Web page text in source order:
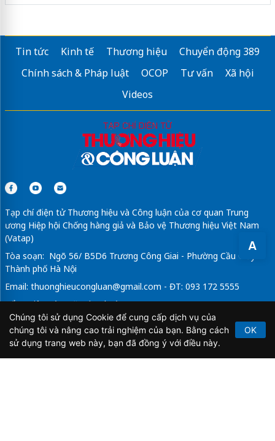
A
Tin tức Kinh tế Thương hiệu
Chuyển động 389
Chính sách & Pháp luật
OCOP Tư vấn
Xã hội
Videos
Tạp chí điện tử Thương hiệu và Công luận của cơ quan Trung
ương Hiệp hội Chống hàng giả và Bảo vệ Thương hiệu Việt Nam
(Vatap)
Tòa soạn: Ngõ 56/ B5D6 Trương Công Giai - Phường Cầu Giấy -
Thành phố Hà Nội
Email: thuonghieucongluan@gmail.com - ĐT: 093 172 5555
Tổng Biên Tập: Vũ Đức Thuận
Giấy phép hoạt động báo chí điện tử số 64/GP-BTTTT do Bộ
Thông tin và Truyền thông cấp ngày 21/2/2020.
Chúng tôi sử dụng Cookie để cung cấp dịch vụ của
chúng tôi và nâng cao trải nghiệm của bạn. Bằng cách
sử dụng trang web này, bạn đã đồng ý với điều này.
OK